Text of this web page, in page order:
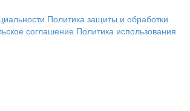
Политика защиты и обработки
соглашение Политика использования